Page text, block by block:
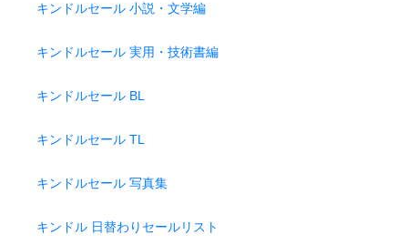
キンドルセール 小説・文学編
キンドルセール 実用・技術書編
キンドルセール BL
キンドルセール TL
キンドルセール 写真集
キンドル 日替わりセールリスト